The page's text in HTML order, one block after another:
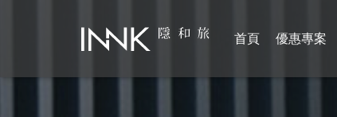
首頁 優惠專案